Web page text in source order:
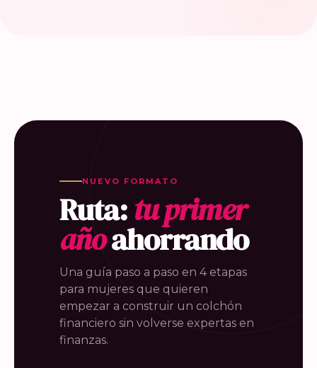
NUEVO FORMATO
Ruta:tu primer
añoahorrando
Una guía paso a paso en 4 etapas
para mujeres que quieren
empezar a construir un colchón
financiero sin volverse expertas en
finanzas.